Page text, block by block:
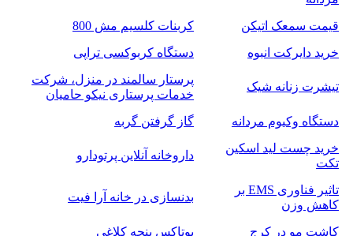
قیمت سمعک اتیکن
کربنات کلسیم مش 800
خرید دایرکت انبوه
دستگاه کربوکسی تراپی
تیشرت زنانه شیک
پرستار سالمند در منزل، شرکت
خدمات پرستاری نیکو حامیان
دستگاه وکیوم مردانه
گاز گرفتن گربه
خرید چست لید اسکین
تکت
داروخانه آنلاین پرتودارو
تاثیر فناوری EMS بر
کاهش وزن
بدنسازی در خانه آرا فیت
کاشت مو در کرج بوتاکس پنجه کلاغی